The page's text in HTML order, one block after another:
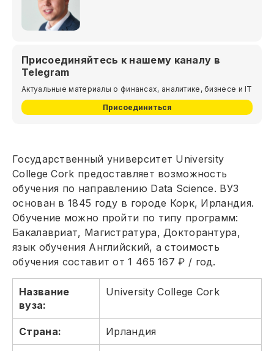
Присоединяйтесь к нашему каналу в
Telegram
Актуальные материалы о финансах, аналитике, бизнесе и IT
Присоединиться
Государственный университет University
College Cork предоставляет возможность
обучения по направлению Data Science. ВУЗ
основан в 1845 году в городе Корк, Ирландия.
Обучение можно пройти по типу программ:
Бакалавриат, Магистратура, Докторантура,
язык обучения Английский, а стоимость
обучения составит от 1 465 167 ₽ / год.
Название
вуза:
University College Cork
Страна: Ирландия